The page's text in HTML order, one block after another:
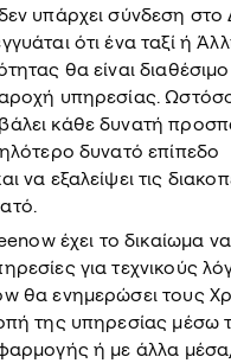
υπάρχει σύνδεση στο
ότι ένα ταξί ή
θα είναι
υπηρεσίας.
κάθε δυνατή
δυνατό επίπεδο
να εξαλείψει τις
έχει το δικαίωμα
για τεχνικούς
θα ενημερώσει τους
της υπηρεσίας μέσω
ή με άλλα